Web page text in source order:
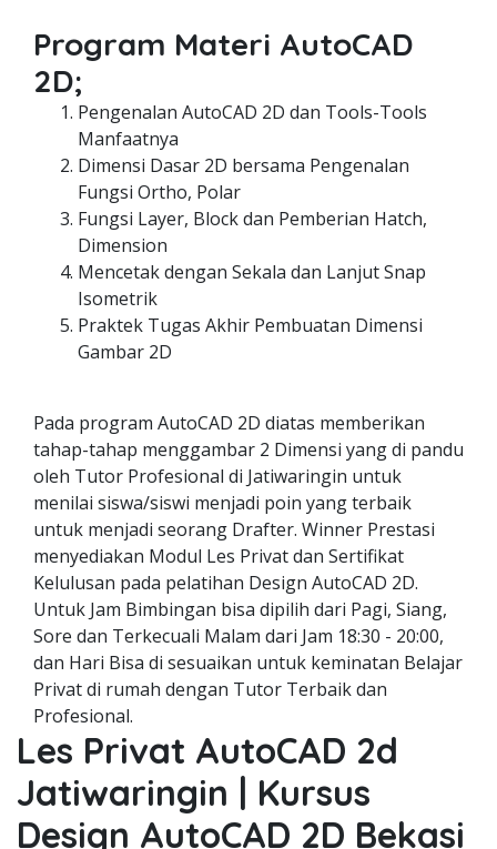
Program Materi AutoCAD
2D;
Pengenalan AutoCAD 2D dan Tools-Tools
Manfaatnya
Dimensi Dasar 2D bersama Pengenalan
Fungsi Ortho, Polar
Fungsi Layer, Block dan Pemberian Hatch,
Dimension
Mencetak dengan Sekala dan Lanjut Snap
Isometrik
Praktek Tugas Akhir Pembuatan Dimensi
Gambar 2D
Pada program AutoCAD 2D diatas memberikan
tahap-tahap menggambar 2 Dimensi yang di pandu
oleh Tutor Profesional di Jatiwaringin untuk
menilai siswa/siswi menjadi poin yang terbaik
untuk menjadi seorang Drafter. Winner Prestasi
menyediakan Modul Les Privat dan Sertifikat
Kelulusan pada pelatihan Design AutoCAD 2D.
Untuk Jam Bimbingan bisa dipilih dari Pagi, Siang,
Sore dan Terkecuali Malam dari Jam 18:30 - 20:00,
dan Hari Bisa di sesuaikan untuk keminatan Belajar
Privat di rumah dengan Tutor Terbaik dan
Profesional.
Les Privat AutoCAD 2d
Jatiwaringin | Kursus
Design AutoCAD 2D Bekasi